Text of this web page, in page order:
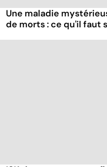
Une maladie
de morts : ce qu'il faut